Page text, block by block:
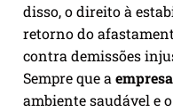
disso, o direito à
retorno do
contra demissões
Sempre que a
ambiente saudável e